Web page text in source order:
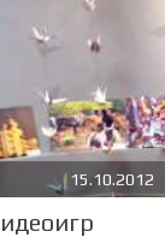
15.10.2012